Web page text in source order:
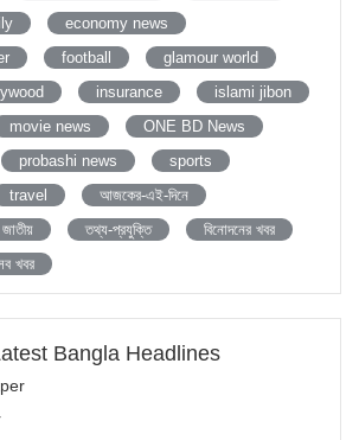
economy news
football
glamour world
insurance
islami jibon
movie news
ONE BD News
probashi news
sports
travel
আজকের-এই-দিনে
জাতীয় তথ্য-প্রযুক্তি
বিনোদনের খবর
খবর
Latest Bangla Headlines